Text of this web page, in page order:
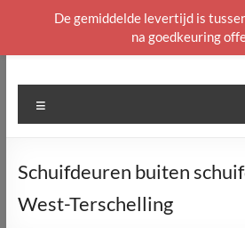
naar
Schuifdeuren buiten
West-Terschelling
De gemiddelde levertijd is
na goedkeuring